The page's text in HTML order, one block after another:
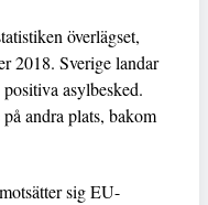
överlägset,
2018. Sverige landar
asylbesked.
andra plats, bakom
sig EU-